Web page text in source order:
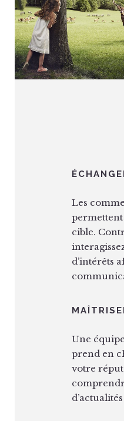
Les
permettent
cible.
d’intérêts
Une
prend en
votre